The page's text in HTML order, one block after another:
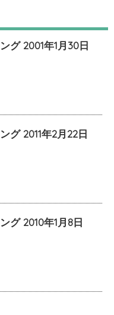
グ 2001年1月30日
グ 2011年2月22日
グ 2010年1月8日